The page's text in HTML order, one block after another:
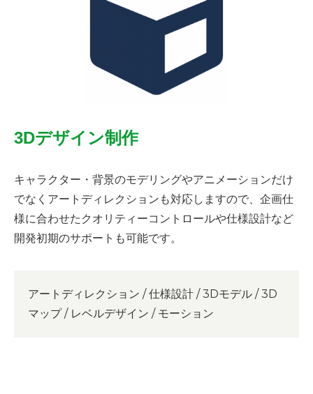
3Dデザイン制作
キャラクター・背景のモデリングやアニメーションだけ
でなくアートディレクションも対応しますので、企画仕
様に合わせたクオリティーコントロールや仕様設計など
開発初期のサポートも可能です。
アートディレクション / 仕様設計 / 3Dモデル / 3D
マップ / レベルデザイン / モーション